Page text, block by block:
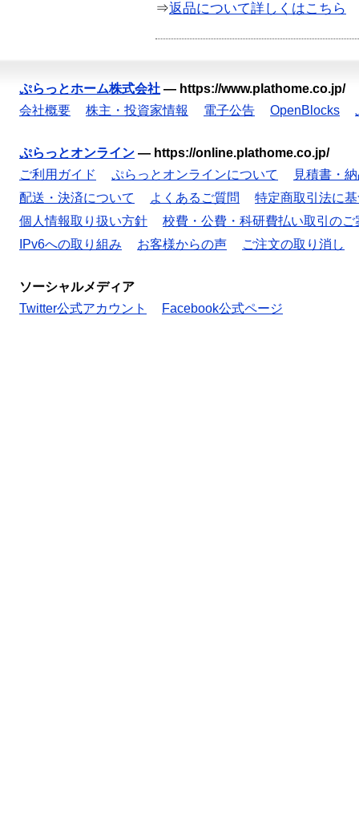
⇒返品について詳しくはこちら
ぷらっとホーム株式会社 — https://www.plathome.co.jp/
会社概要
株主・投資家情報 電子公告 OpenBlocks
ぷらっとオンライン — https://online.plathome.co.jp/
ご利用ガイド
ぷらっとオンラインについて
見積書・
配送・決済について
よくあるご質問
特定商取引法に
個人情報取り扱い方針
校費・公費・科研費払い取引のご
IPv6への取り組み
お客様からの声 ご注文の取り消し
ソーシャルメディア
Twitter公式アカウント
Facebook公式ページ